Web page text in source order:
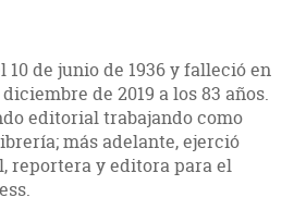
10 de junio de 1936 y falleció en
de 2019 a los 83 años.
editorial trabajando como
más adelante, ejerció
reportera y editora para el